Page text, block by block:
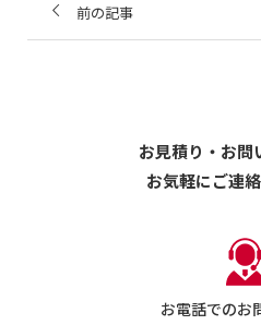
前の記事
お見積り・お問
お気軽にご連
お電話でのお